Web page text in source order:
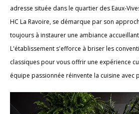
adresse située dans le quartier des Eaux-
HC La Ravoire, se démarque par son
toujours à instaurer une ambiance
L'établissement s'efforce à briser les
classiques pour vous offrir une expérience
équipe passionnée réinvente la cuisine avec